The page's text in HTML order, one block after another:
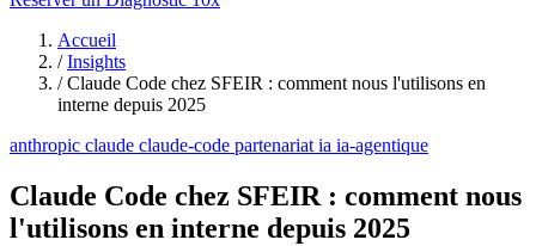
Accueil
/ Insights
/ Claude Code chez SFEIR : comment nous l'utilisons en
interne depuis 2025
anthropic claude claude-code partenariat ia ia-agentique
Claude Code chez SFEIR : comment nous
l'utilisons en interne depuis 2025